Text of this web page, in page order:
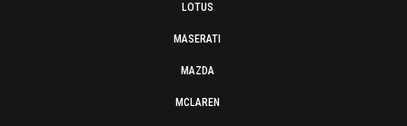
LOTUS
MASERATI
MAZDA
MCLAREN